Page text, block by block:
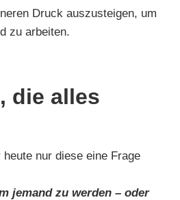
Druck auszusteigen, um
zu arbeiten.
die alles
nur diese eine Frage
jemand zu werden – oder